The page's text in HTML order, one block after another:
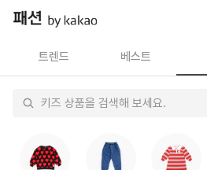
트렌드 베스트
키즈 상품을 검색해 보세요.